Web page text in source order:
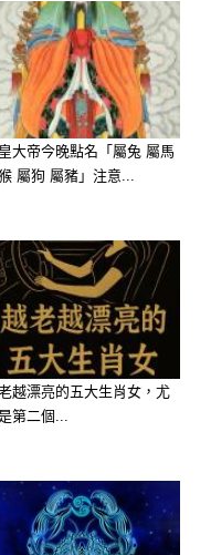
市傳說👉
三把火叫焱，
大帝今晚點名「屬兔 屬馬
屬狗 屬豬」注意...
越漂亮的五大生肖女，尤
第二個...